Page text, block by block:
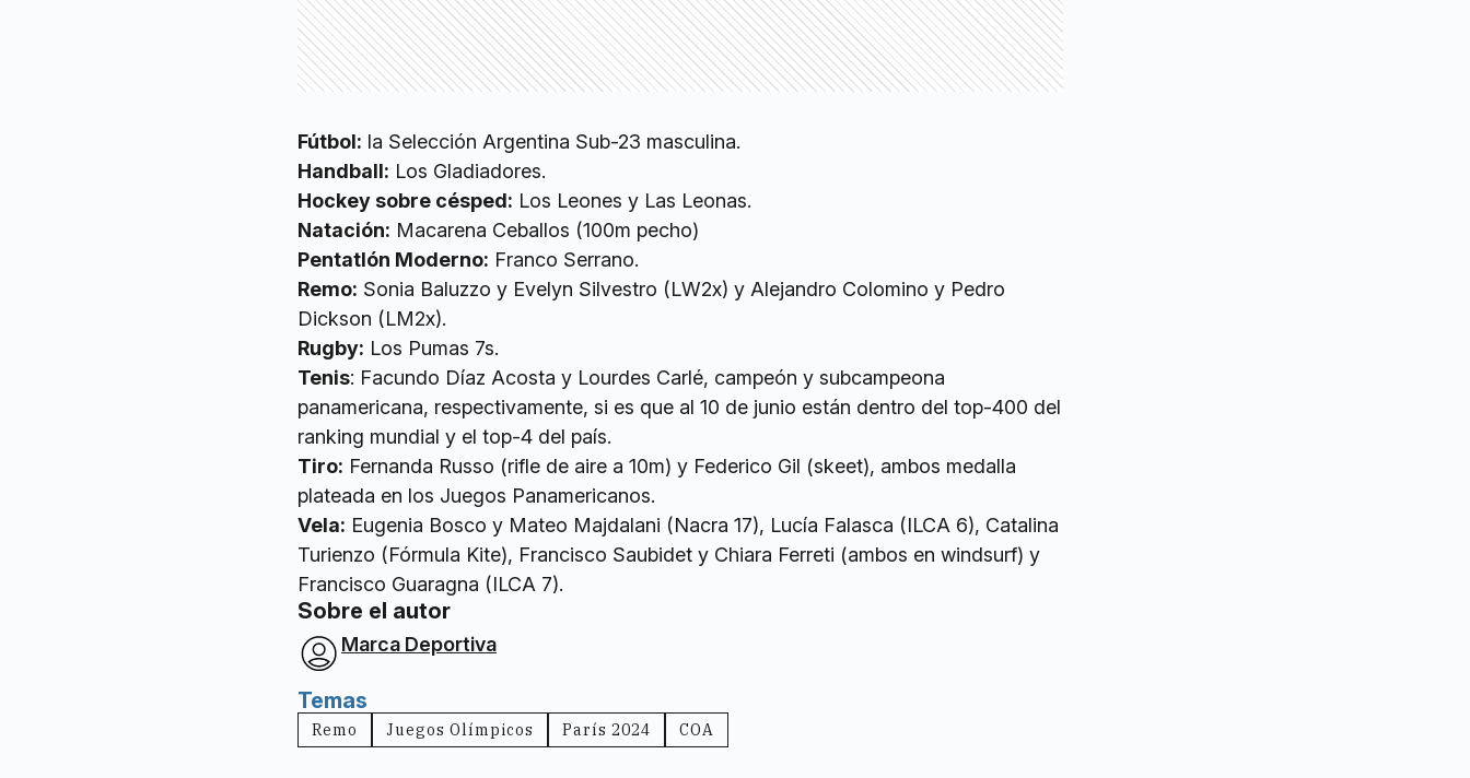
Fútbol: la Selección Argentina Sub-23 masculina.
Handball: Los Gladiadores.
Hockey sobre césped: Los Leones y Las Leonas.
Natación: Macarena Ceballos (100m pecho)
Pentatlón Moderno: Franco Serrano.
Remo: Sonia Baluzzo y Evelyn Silvestro (LW2x) y Alejandro Colomino y Pedro
Dickson (LM2x).
Rugby: Los Pumas 7s.
Tenis: Facundo Díaz Acosta y Lourdes Carlé, campeón y subcampeona
panamericana, respectivamente, si es que al 10 de junio están dentro del top-400 del
ranking mundial y el top-4 del país.
Tiro: Fernanda Russo (rifle de aire a 10m) y Federico Gil (skeet), ambos medalla
plateada en los Juegos Panamericanos.
Vela: Eugenia Bosco y Mateo Majdalani (Nacra 17), Lucía Falasca (ILCA 6), Catalina
Turienzo (Fórmula Kite), Francisco Saubidet y Chiara Ferreti (ambos en windsurf) y
Francisco Guaragna (ILCA 7).
Sobre el autor
Marca Deportiva
Temas
Remo Juegos Olímpicos París 2024 COA